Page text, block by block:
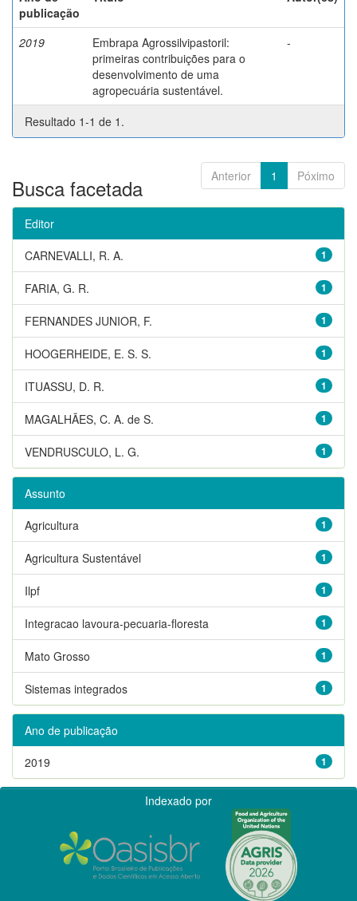
publicação
2019
Embrapa Agrossilvipastoril:
primeiras contribuições para o
desenvolvimento de uma
agropecuária sustentável.
-
Resultado 1-1 de 1.
Anterior 1 Póximo
Busca facetada
Editor
1
CARNEVALLI, R. A.
1
FARIA, G. R.
1
FERNANDES JUNIOR, F.
1
HOOGERHEIDE, E. S. S.
1
ITUASSU, D. R.
1
MAGALHÃES, C. A. de S.
1
VENDRUSCULO, L. G.
Assunto
1
Agricultura
1
Agricultura Sustentável
1
Ilpf
1
Integracao lavoura-pecuaria-floresta
1
Mato Grosso
1
Sistemas integrados
Ano de publicação
1
2019
Indexado por